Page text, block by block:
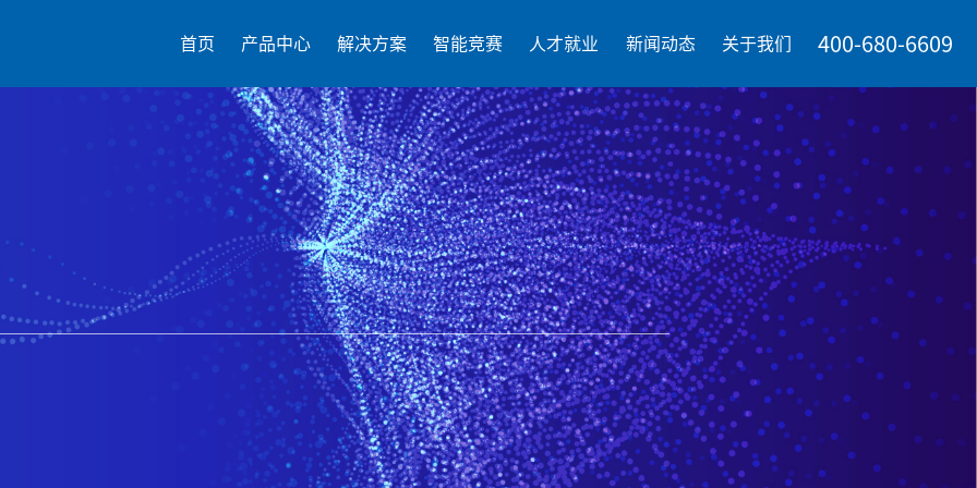
400-680-6609
首页 产品中心 解决方案 智能竞赛 人才就业 新闻动态 关于我们